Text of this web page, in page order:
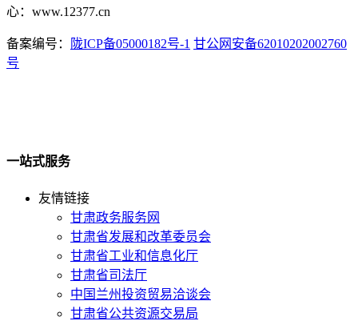
心：www.12377.cn
备案编号： 陇ICP备05000182号-1 甘公网安备62010202002760
号
一站式服务
友情链接
甘肃政务服务网
甘肃省发展和改革委员会
甘肃省工业和信息化厅
甘肃省司法厅
中国兰州投资贸易洽谈会
甘肃省公共资源交易局